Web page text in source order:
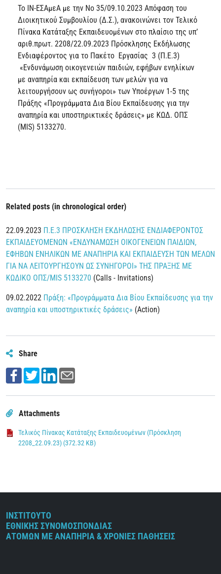
Το ΙΝ-ΕΣΑμεΑ με την Νο 35/09.10.2023 Απόφαση του
Διοικητικού Συμβουλίου (Δ.Σ.), ανακοινώνει τον Τελικό
Πίνακα Κατάταξης Εκπαιδευομένων στο πλαίσιο της υπ’
αριθ.πρωτ. 2208/22.09.2023 Πρόσκλησης Εκδήλωσης
Ενδιαφέροντος για το Πακέτο Εργασίας 3 (Π.Ε.3)
«Ενδυνάμωση οικογενειών παιδιών, εφήβων ενηλίκων
με αναπηρία και εκπαίδευση των μελών για να
λειτουργήσουν ως συνήγοροι» των Υποέργων 1-5 της
Πράξης «Προγράμματα Δια Βίου Εκπαίδευσης για την
αναπηρία και υποστηρικτικές δράσεις» με ΚΩΔ. ΟΠΣ
(MIS) 5133270.
Related posts (in chronological order)
22.09.2023 Π.Ε.3 ΠΡΟΣΚΛΗΣΗ ΕΚΔΗΛΩΣΗΣ ΕΝΔΙΑΦΕΡΟΝΤΟΣ
ΕΚΠΑΙΔΕΥΟΜΕΝΩΝ «ΕΝΔΥΝΑΜΩΣΗ ΟΙΚΟΓΕΝΕΙΩΝ ΠΑΙΔΙΩΝ,
ΕΦΗΒΩΝ ΕΝΗΛΙΚΩΝ ΜΕ ΑΝΑΠΗΡΙΑ ΚΑΙ ΕΚΠΑΙΔΕΥΣΗ ΤΩΝ ΜΕΛΩΝ
ΓΙΑ ΝΑ ΛΕΙΤΟΥΡΓΗΣΟΥΝ ΩΣ ΣΥΝΗΓΟΡΟΙ» ΤΗΣ ΠΡΑΞΗΣ ΜΕ
ΚΩΔΙΚΟ ΟΠΣ/MIS 5133270 (Calls - Invitations)
09.02.2022 Πράξη: «Προγράμματα Δια Βίου Εκπαίδευσης για την
αναπηρία και υποστηρικτικές δράσεις» (Action)
Share
Attachments
Τελικός Πίνακας Κατάταξης Εκπαιδευομένων (Πρόσκληση
2208_22.09.23) (372.32 KB)
ΙΝΣΤΙΤΟΥΤΟ
ΕΘΝΙΚΗΣ ΣΥΝΟΜΟΣΠΟΝΔΙΑΣ
ΑΤΟΜΩΝ ΜΕ ΑΝΑΠΗΡΙΑ & ΧΡΟΝΙΕΣ ΠΑΘΗΣΕΙΣ